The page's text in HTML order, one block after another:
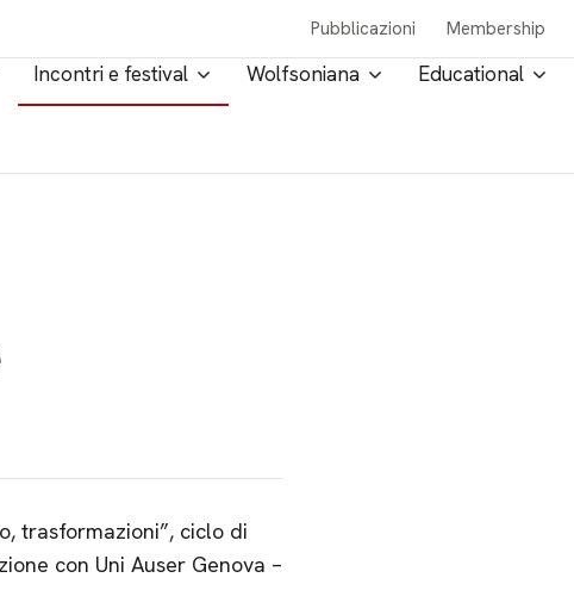
Pubblicazioni Membership
Incontri e festival Wolfsoniana Educational
trasformazioni”, ciclo di
con Uni Auser Genova –